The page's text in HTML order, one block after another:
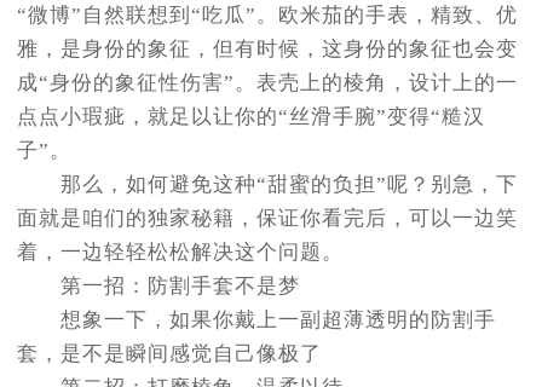
“微博”自然联想到“吃瓜”。欧米茄的手表，精致、优
雅，是身份的象征，但有时候，这身份的象征也会变
成“身份的象征性伤害”。表壳上的棱角，设计上的一
点点小瑕疵，就足以让你的“丝滑手腕”变得“糙汉
子”。
那么，如何避免这种“甜蜜的负担”呢？别急，下
面就是咱们的独家秘籍，保证你看完后，可以一边笑
着，一边轻轻松松解决这个问题。
第一招：防割手套不是梦
想象一下，如果你戴上一副超薄透明的防割手
套，是不是瞬间感觉自己像极了